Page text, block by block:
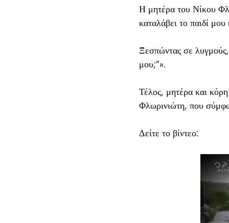
Η μητέρα του Νίκου
καταλάβει το παιδί
Ξεσπώντας σε
μου;”».
Τέλος, μητέρα και
Φλωρινιώτη, που
Δείτε το βίντεο: